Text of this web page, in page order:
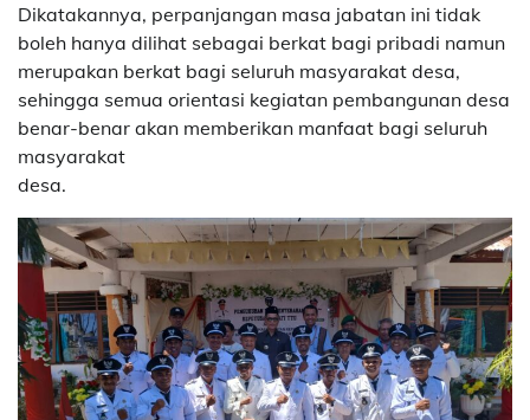
Dikatakannya, perpanjangan masa jabatan ini tidak
boleh hanya dilihat sebagai berkat bagi pribadi namun
merupakan berkat bagi seluruh masyarakat desa,
sehingga semua orientasi kegiatan pembangunan desa
benar-benar akan memberikan manfaat bagi seluruh
masyarakat
desa.